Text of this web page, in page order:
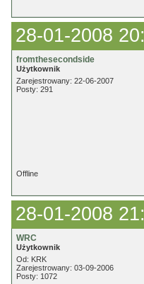
28-01-2008
fromthesecondside
Użytkownik
Zarejestrowany: 22-06-2007
Posty: 291
Offline
28-01-2008
WRC
Użytkownik
Od: KRK
Zarejestrowany: 03-09-2006
Posty: 1072